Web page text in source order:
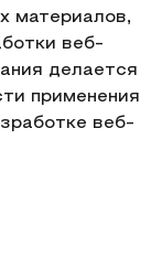
материалов,
веб-
делается
применения
веб-